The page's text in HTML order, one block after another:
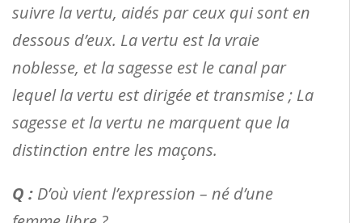
suivre la vertu, aidés par ceux qui sont en
dessous d’eux. La vertu est la vraie
noblesse, et la sagesse est le canal par
lequel la vertu est dirigée et transmise ; La
sagesse et la vertu ne marquent que la
distinction entre les maçons.
Q : D’où vient l’expression – né d’une